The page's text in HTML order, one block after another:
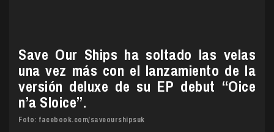
Save Our Ships ha soltado las velas
una vez más con el lanzamiento de la
versión deluxe de su EP debut “Oice
n’a Sloice”.
Foto: facebook.com/saveourshipsuk